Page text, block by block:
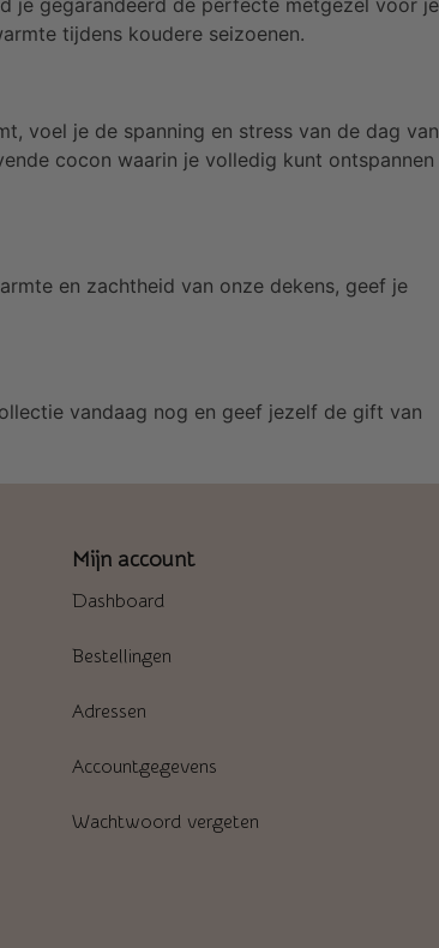
tijdens koudere seizoenen.
voel je de spanning en stress van de dag van
cocon waarin je volledig kunt ontspannen
en zachtheid van onze dekens, geef je
vandaag nog en geef jezelf de gift van
Mijn account
Dashboard
Bestellingen
Adressen
Accountgegevens
Wachtwoord vergeten